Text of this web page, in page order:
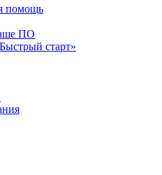
помощь
ПО
старт»